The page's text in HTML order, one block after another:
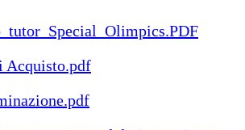
Acquisto.pdf